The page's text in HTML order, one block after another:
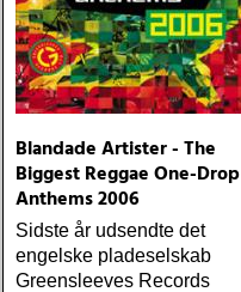
Blandade Artister - The
Biggest Reggae One-Drop
Anthems 2006
Sidste år udsendte det
engelske pladeselskab
Greensleeves Records